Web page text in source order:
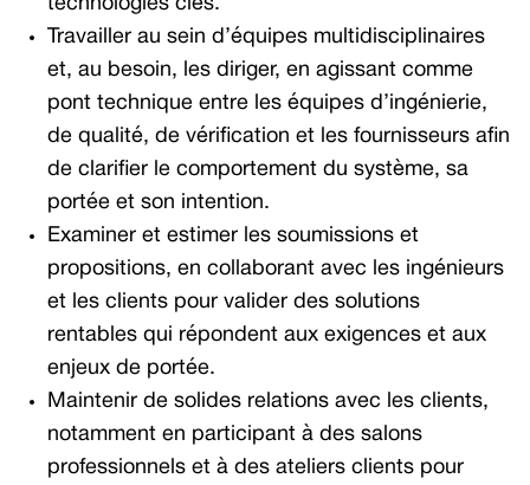
technologies clés.
Travailler au sein d’équipes multidisciplinaires
et, au besoin, les diriger, en agissant comme
pont technique entre les équipes d’ingénierie,
de qualité, de vérification et les fournisseurs afin
de clarifier le comportement du système, sa
portée et son intention.
Examiner et estimer les soumissions et
propositions, en collaborant avec les ingénieurs
et les clients pour valider des solutions
rentables qui répondent aux exigences et aux
enjeux de portée.
Maintenir de solides relations avec les clients,
notamment en participant à des salons
professionnels et à des ateliers clients pour